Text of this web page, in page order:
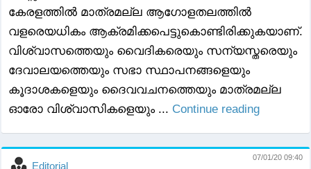
കേരളത്തിൽ മാത്രമല്ല ആഗോളതലത്തിൽ
വളരെയധികം ആക്രമിക്കപെട്ടുകൊണ്ടിരിക്കുകയാണ്.
വിശ്വാസത്തെയും വൈദികരെയും സന്യസ്തരെയും
ദേവാലയത്തെയും സഭാ സ്ഥാപനങ്ങളെയും
കൂദാശകളെയും ദൈവവചനത്തെയും മാത്രമല്ല
ഓരോ വിശ്വാസികളെയും ... Continue reading
Editorial
07/01/20 09:40